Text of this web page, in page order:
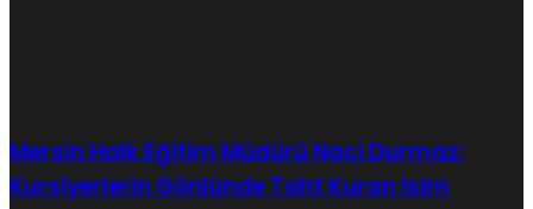
Mersin Halk Eğitim Müdürü Naci Durmaz:
Kursiyerlerin Gönlünde Taht Kuran İsim